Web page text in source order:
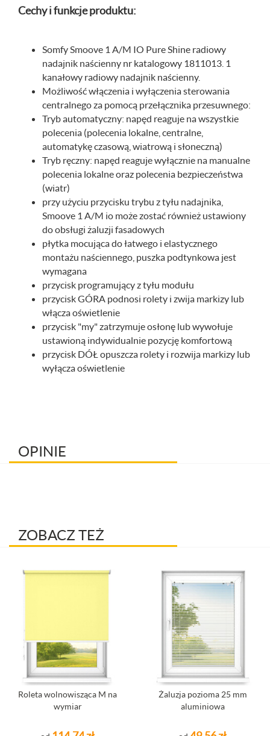
Cechy i funkcje produktu:
Somfy Smoove 1 A/M IO Pure Shine radiowy
nadajnik naścienny nr katalogowy 1811013. 1
kanałowy radiowy nadajnik naścienny.
Możliwość włączenia i wyłączenia sterowania
centralnego za pomocą przełącznika przesuwnego:
Tryb automatyczny: napęd reaguje na wszystkie
polecenia (polecenia lokalne, centralne,
automatykę czasową, wiatrową i słoneczną)
Tryb ręczny: napęd reaguje wyłącznie na manualne
polecenia lokalne oraz polecenia bezpieczeństwa
(wiatr)
przy użyciu przycisku trybu z tyłu nadajnika,
Smoove 1 A/M io może zostać również ustawiony
do obsługi żaluzji fasadowych
płytka mocująca do łatwego i elastycznego
montażu naściennego, puszka podtynkowa jest
wymagana
przycisk programujący z tyłu modułu
przycisk GÓRA podnosi rolety i zwija markizy lub
włącza oświetlenie
przycisk "my" zatrzymuje osłonę lub wywołuje
ustawioną indywidualnie pozycję komfortową
przycisk DÓŁ opuszcza rolety i rozwija markizy lub
wyłącza oświetlenie
OPINIE
ZOBACZ TEŻ
Roleta wolnowisząca M na
wymiar
Żaluzja pozioma 25 mm
aluminiowa